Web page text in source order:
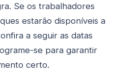
Se os trabalhadores
estarão disponíveis a
a seguir as datas
se para garantir
certo.